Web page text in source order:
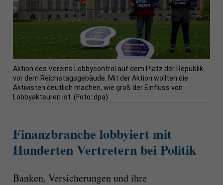
Aktion des Vereins Lobbycontrol auf dem Platz der Republik
vor dem Reichstagsgebäude: Mit der Aktion wollten die
Aktivisten deutlich machen, wie groß der Einfluss von
Lobbyakteuren ist. (Foto: dpa)
Finanzbranche lobbyiert mit
Hunderten Vertretern bei Politik
Banken, Versicherungen und ihre